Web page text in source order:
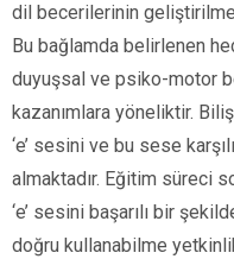
dil becerilerinin
Bu bağlamda belirlenen
duyuşsal ve psiko-motor
kazanımlara yöneliktir.
‘e’ sesini ve bu sese
almaktadır. Eğitim süreci
‘e’ sesini başarılı bir
doğru kullanabilme